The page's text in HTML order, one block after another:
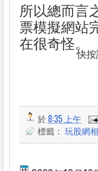
所以總而言
票模擬網站
在很奇怪。
快按
於8:35 上午
標籤： 玩股網